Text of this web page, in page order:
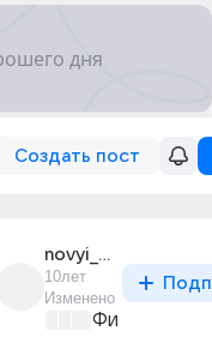
Создать пост
novyi_god_365
10лет
Изменено